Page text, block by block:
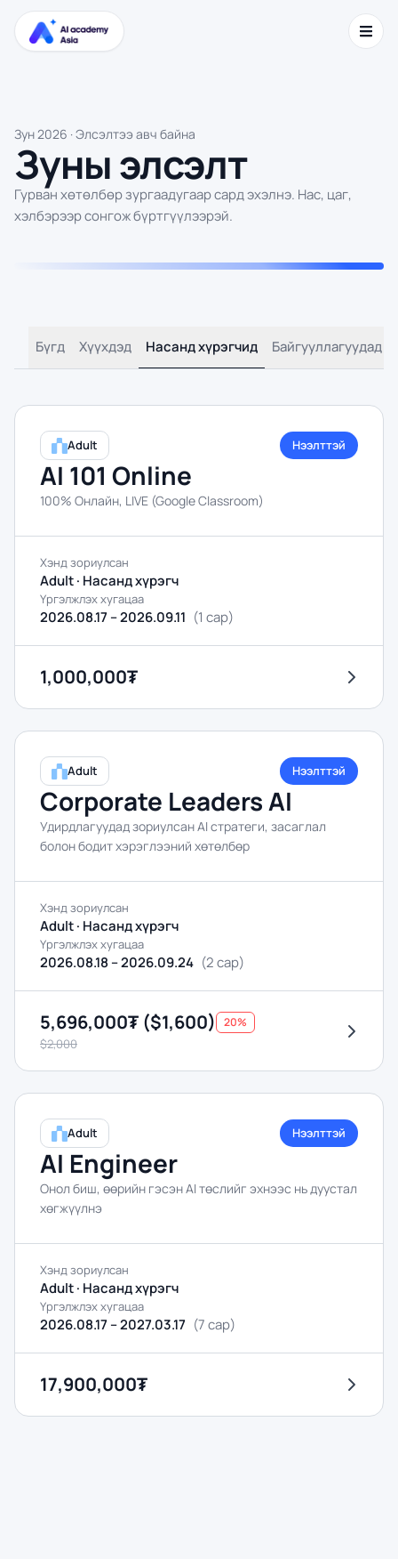
Зун 2026 · Элсэлтээ авч байна
Зуны элсэлт
Гурван хөтөлбөр зургаадугаар сард эхэлнэ. Нас, цаг,
хэлбэрээр сонгож бүртгүүлээрэй.
Бүгд Хүүхдэд Насанд хүрэгчид Байгууллагуудад
Adult Нээлттэй
AI 101 Online
100% Онлайн, LIVE (Google Classroom)
Хэнд зориулсан
Adult · Насанд хүрэгч
Үргэлжлэх хугацаа
2026.08.17 – 2026.09.11 (1 сар)
1,000,000₮
Adult Нээлттэй
Corporate Leaders AI
Удирдлагуудад зориулсан AI стратеги, засаглал
болон бодит хэрэглээний хөтөлбөр
Хэнд зориулсан
Adult · Насанд хүрэгч
Үргэлжлэх хугацаа
2026.08.18 – 2026.09.24 (2 сар)
5,696,000₮ ($1,600) 20%
$2,000
Adult Нээлттэй
AI Engineer
Онол биш, өөрийн гэсэн AI төслийг эхнээс нь дуустал
хөгжүүлнэ
Хэнд зориулсан
Adult · Насанд хүрэгч
Үргэлжлэх хугацаа
2026.08.17 – 2027.03.17 (7 сар)
17,900,000₮